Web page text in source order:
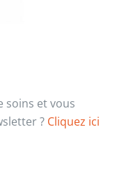
soins et vous
? Cliquez ici